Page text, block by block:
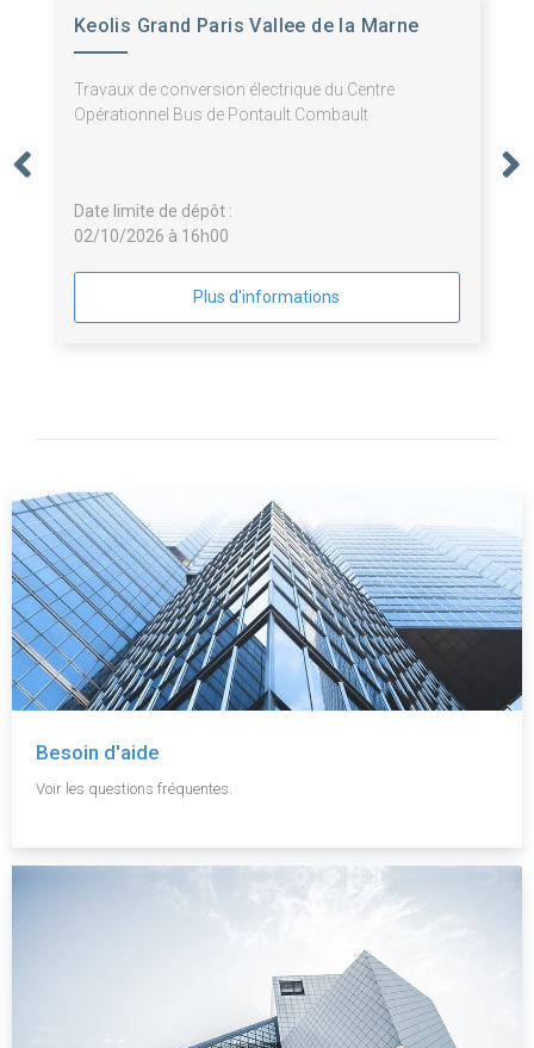
Keolis Grand Paris Vallee de la Marne
Travaux de conversion électrique du Centre
Opérationnel Bus de Pontault Combault
Date limite de dépôt :
02/10/2026 à 16h00
Plus d'informations
Besoin d'aide
Voir les questions fréquentes.